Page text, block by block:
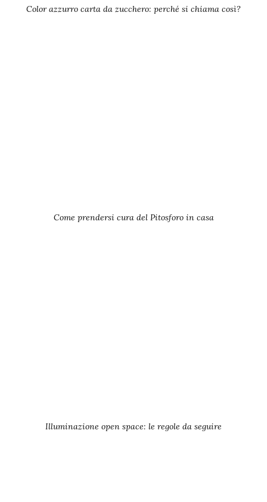
Color azzurro carta da zucchero: perché si chiama così?
Come prendersi cura del Pitosforo in casa
Illuminazione open space: le regole da seguire